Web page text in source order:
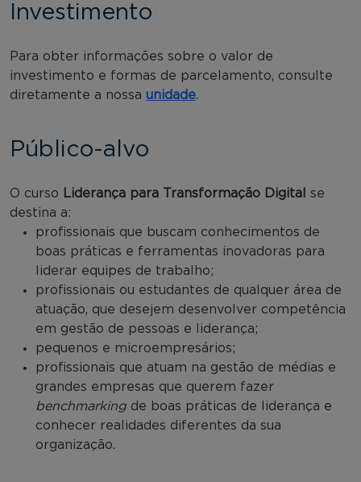
Investimento
Para obter informações sobre o valor de
investimento e formas de parcelamento, consulte
diretamente a nossa unidade.
Público-alvo
O curso Liderança para Transformação Digital
se
destina a:
profissionais que buscam conhecimentos de
boas práticas e ferramentas inovadoras para
liderar equipes de trabalho;
profissionais ou estudantes de qualquer área de
atuação, que desejem desenvolver competência
em gestão de pessoas e liderança;
pequenos e microempresários;
profissionais que atuam na gestão de médias e
grandes empresas que querem fazer
benchmarking de boas práticas de liderança e
conhecer realidades diferentes da sua
organização.